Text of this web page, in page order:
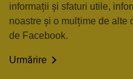
informații și sfaturi utile,
noastre și o mulțime de alte
de Facebook.
Urmărire 